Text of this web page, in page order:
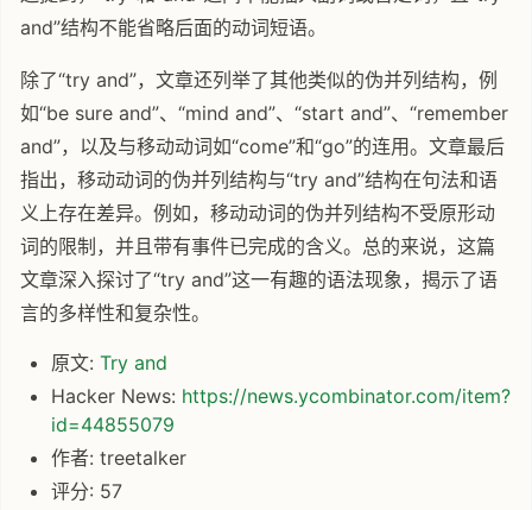
and”结构不能省略后面的动词短语。
除了“try and”，文章还列举了其他类似的伪并列结构，例
如“be sure and”、“mind and”、“start and”、“remember
and”，以及与移动动词如“come”和“go”的连用。文章最后
指出，移动动词的伪并列结构与“try and”结构在句法和语
义上存在差异。例如，移动动词的伪并列结构不受原形动
词的限制，并且带有事件已完成的含义。总的来说，这篇
文章深入探讨了“try and”这一有趣的语法现象，揭示了语
言的多样性和复杂性。
原文: Try and
Hacker News: https://news.ycombinator.com/item?
id=44855079
作者: treetalker
评分: 57